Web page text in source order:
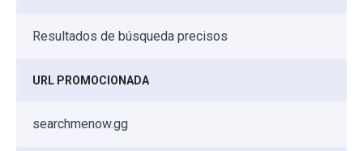
Resultados de búsqueda precisos
URL PROMOCIONADA
searchmenow.gg